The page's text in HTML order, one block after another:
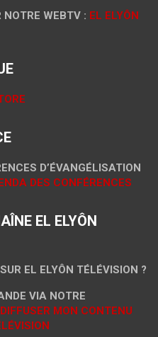
NOTRE WEBTV : EL ELYÔN
D’ÉVANGÉLISATION
DES CONFÉRENCES
EL ELYÔN
EL ELYÔN TÉLÉVISION ?
VIA NOTRE
MON CONTENU